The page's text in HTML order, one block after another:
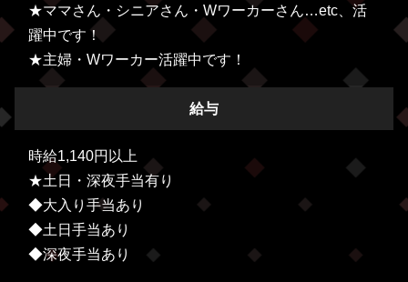
★ママさん・シニアさん・Wワーカーさん…etc、活
躍中です！
★主婦・Wワーカー活躍中です！
給与
時給1,140円以上
★土日・深夜手当有り
◆大入り手当あり
◆土日手当あり
◆深夜手当あり